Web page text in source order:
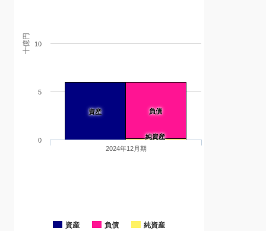
十億円
資産 負債
純資産
資産 負債 純資産
2024年12月期
0
5
10